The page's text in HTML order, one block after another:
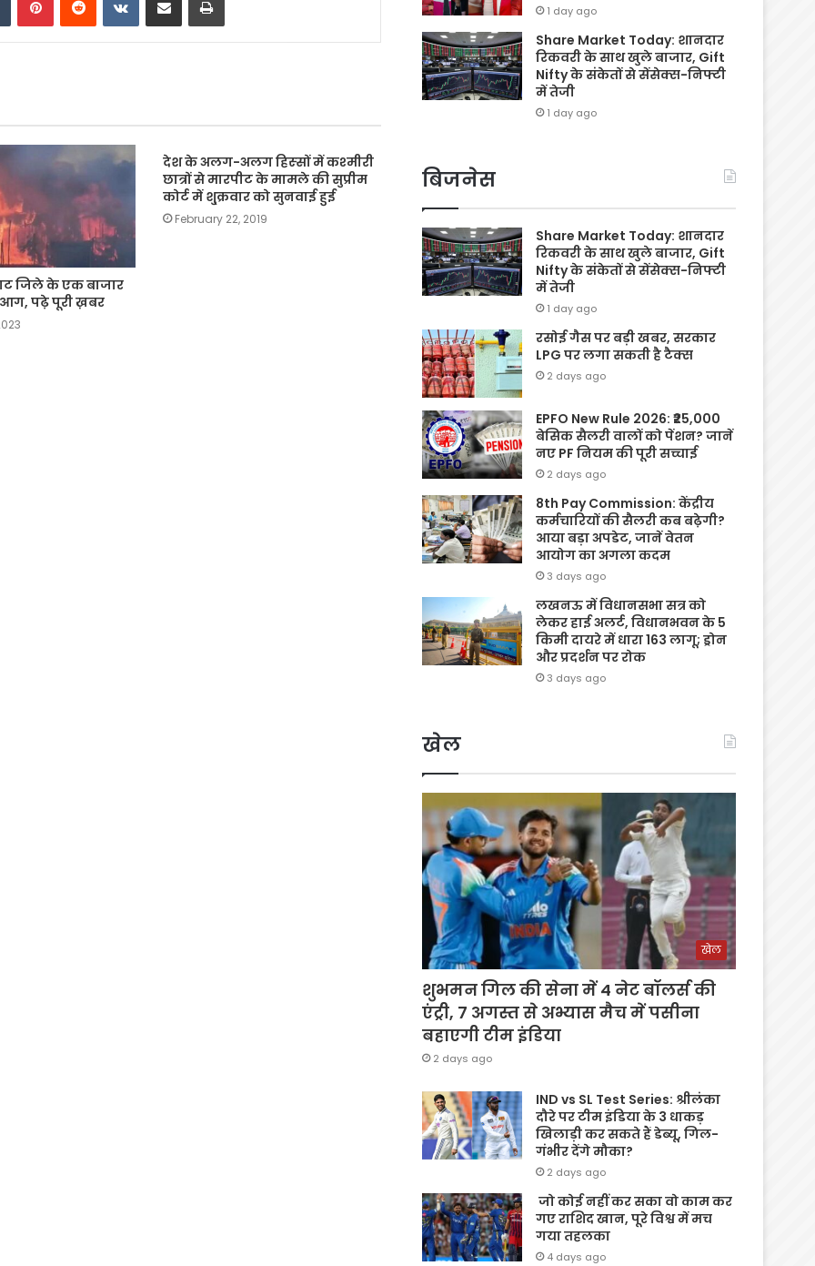
जिले के एक बाजार
पढ़े पूरी ख़बर
देश के अलग-अलग हिस्‍सों में कश्‍मीरी
छात्रों से मारपीट के मामले की सुप्रीम
कोर्ट में शु्क्रवार को सुनवाई हुई
February 22, 2019
1 day ago
Share Market Today: शानदार
रिकवरी के साथ खुले बाजार, Gift
Nifty के संकेतों से सेंसेक्स-निफ्टी
में तेजी
1 day ago
बिजनेस
Share Market Today: शानदार
रिकवरी के साथ खुले बाजार, Gift
Nifty के संकेतों से सेंसेक्स-निफ्टी
में तेजी
1 day ago
रसोई गैस पर बड़ी खबर, सरकार
LPG पर लगा सकती है टैक्स
2 days ago
EPFO New Rule 2026: ₹25,000
बेसिक सैलरी वालों को पेंशन? जानें
नए PF नियम की पूरी सच्चाई
2 days ago
8th Pay Commission: केंद्रीय
कर्मचारियों की सैलरी कब बढ़ेगी?
आया बड़ा अपडेट, जानें वेतन
आयोग का अगला कदम
3 days ago
लखनऊ में विधानसभा सत्र को
लेकर हाई अलर्ट, विधानभवन के 5
किमी दायरे में धारा 163 लागू; ड्रोन
और प्रदर्शन पर रोक
3 days ago
खेल
खेल
शुभमन गिल की सेना में 4 नेट बॉलर्स की
एंट्री, 7 अगस्त से अभ्यास मैच में पसीना
बहाएगी टीम इंडिया
2 days ago
IND vs SL Test Series: श्रीलंका
दौरे पर टीम इंडिया के 3 धाकड़
खिलाड़ी कर सकते हैं डेब्यू, गिल-
गंभीर देंगे मौका?
2 days ago
जो कोई नहीं कर सका वो काम कर
गए राशिद खान, पूरे विश्व में मच
गया तहलका
4 days ago